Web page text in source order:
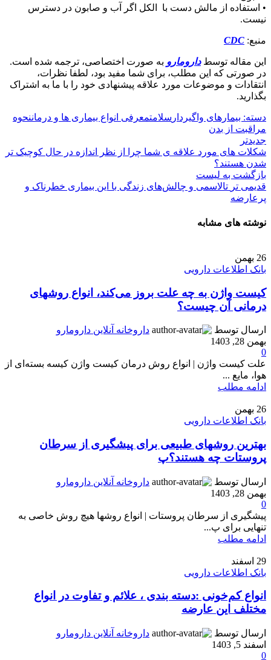
• استفاده از مالش دست با الکل اگر آب و صابون در دسترس
نیست.
منبع:
CDC
این مقاله توسطدارومارو به صورت اختصاصی، ترجمه شده است.
در صورتی که این مطلب، برای شما مفید بود، لطفا نظرات،
انتقادات و موضوعات مورد علاقه پیشنهادی خود را با ما به اشتراک
بگذارید.
دسته: بیمارهای واگیردار سلامتمعرفی انواع بیماری ها و درماننحوه
مراقبت از بدن
جدیدتر
شکلات های مورد علاقه ی‌ شما چرا از نظر اندازه در حال کوچیک تر
شدن هستند؟
بازگشت به لیست
قدیمی تر تالاسمی و چالش‌های زندگی با این بیماری خطرناک و
پرعارضه
نوشته های مشابه
26 بهمن
بانک اطلاعات دارویی
کیست واژن به چه علت بروز می‌کند، انواع روشهای
درمانی آن چیست؟
ارسال توسط
داروخانه آنلاین دارومارو
بهمن 28, 1403
0
علت کیست واژن | انواع روش درمان کیست واژن کیسه بسته‌ای از
هوا، مایع ...
ادامه مطلب
26 بهمن
بانک اطلاعات دارویی
بهترین روشهای طبیعی برای پیشگیری از سرطان
پروستات چه هستند؟پ
ارسال توسط
داروخانه آنلاین دارومارو
بهمن 28, 1403
0
پیشگیری از سرطان پروستات | انواع روشها هیچ روش خاصی به
تنهایی برای پ...
ادامه مطلب
29 اسفند
بانک اطلاعات دارویی
انواع کم‌خونی :دسته بندی ، علائم و تفاوت در انواع
مختلف این عارضه
ارسال توسط
داروخانه آنلاین دارومارو
اسفند 5, 1403
0